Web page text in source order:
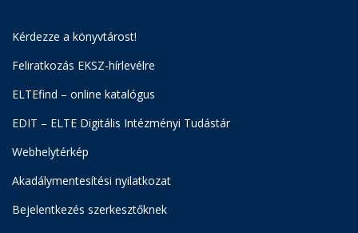
Kérdezze a könyvtárost!
Feliratkozás EKSZ-hírlevélre
ELTEfind – online katalógus
EDIT – ELTE Digitális Intézményi Tudástár
Webhelytérkép
Akadálymentesítési nyilatkozat
Bejelentkezés szerkesztőknek